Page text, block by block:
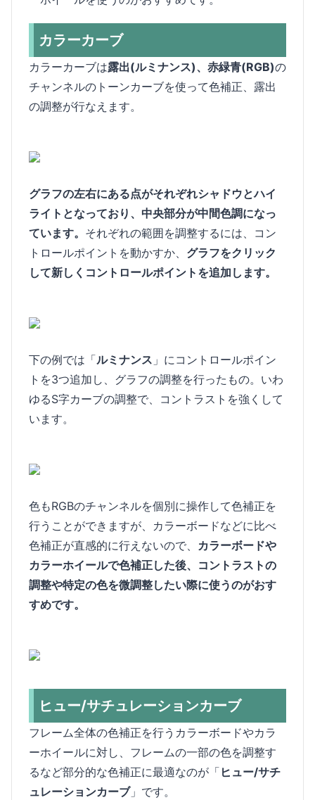
カラーカーブ
カラーカーブは露出(ルミナンス)、赤緑青(RGB)の
チャンネルのトーンカーブを使って色補正、露出
の調整が行なえます。
グラフの左右にある点がそれぞれシャドウとハイ
ライトとなっており、中央部分が中間色調になっ
ています。 それぞれの範囲を調整するには、コン
トロールポイントを動かすか、 グラフをクリック
して新しくコントロールポイントを追加します。
下の例では「ルミナンス 」にコントロールポイン
トを3つ追加し、グラフの調整を行ったもの。いわ
ゆるS字カーブの調整で、コントラストを強くして
います。
色もRGBのチャンネルを個別に操作して色補正を
行うことができますが、カラーボードなどに比べ
色補正が直感的に行えないので、 カラーボードや
カラーホイールで色補正した後、コントラストの
調整や特定の色を微調整したい際に使うのがおす
すめです。
ヒュー/サチュレーションカーブ
フレーム全体の色補正を行うカラーボードやカラ
ーホイールに対し、フレームの一部の色を調整す
るなど部分的な色補正に最適なのが「 ヒュー/サチ
ュレーションカーブ」です。